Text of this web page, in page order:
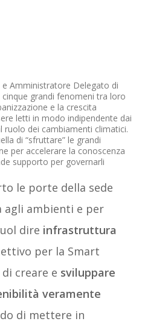
e Amministratore Delegato di
grandi fenomeni tra loro
e la crescita
letti in modo indipendente dai
ruolo dei cambiamenti climatici.
di “sfruttare” le grandi
per accelerare la conoscenza
supporto per governarli
le porte della sede
agli ambienti e per
dire infrastruttura
per la Smart
creare e sviluppare
veramente
di mettere in